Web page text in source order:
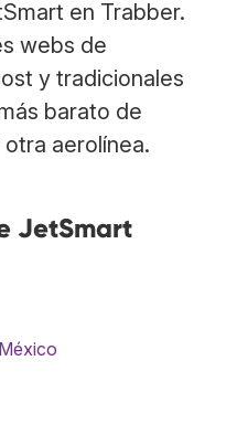
en Trabber.
webs de
y tradicionales
barato de
aerolínea.
JetSmart